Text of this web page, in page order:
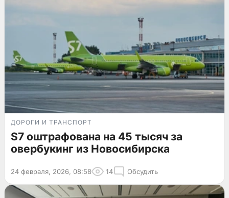
ДОРОГИ И ТРАНСПОРТ
S7 оштрафована на 45 тысяч за
овербукинг из Новосибирска
24 февраля, 2026, 08:58 14 Обсудить